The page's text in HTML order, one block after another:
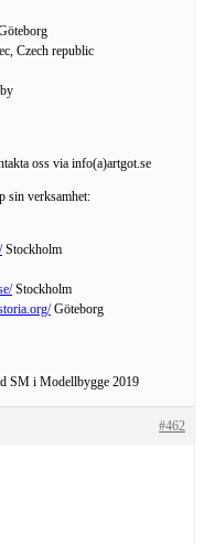
Czech republic
oss via info(a)artgot.se
sin verksamhet:
Stockholm
Stockholm
Göteborg
SM i Modellbygge 2019
#462